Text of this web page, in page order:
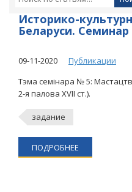
Историко-
Беларуси.
09-11-2020
Публикации
Тэма семінара № 5:
2-я палова XVII ст.).
задание
ПОДРОБНЕЕ